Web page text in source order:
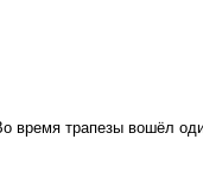
время трапезы вошёл